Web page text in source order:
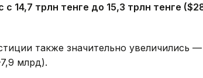
с 14,7 трлн тенге до 15,3 трлн тенге
также значительно увеличились —
млрд).